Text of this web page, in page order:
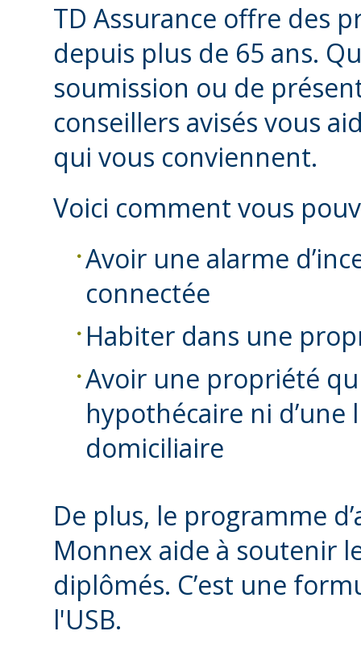
TD Assurance offre des
depuis plus de 65 ans.
soumission ou de
conseillers avisés vous
qui vous conviennent.
Voici comment vous
Avoir une alarme
connectée
Habiter dans une
Avoir une propriété
hypothécaire ni
domiciliaire
De plus, le programme
Monnex aide à soutenir
diplômés. C’est une
l'USB.